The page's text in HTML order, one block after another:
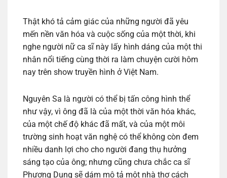
Thật khó tả cảm giác của những người đã yêu
mến nền văn hóa và cuộc sống của một thời, khi
nghe người nữ ca sĩ này lấy hình dáng của một thi
nhân nổi tiếng cùng thời ra làm chuyện cười hôm
nay trên show truyền hình ở Việt Nam.
Nguyên Sa là người có thể bị tấn công hình thể
như vậy, vì ông đã là của một thời văn hóa khác,
của một chế độ khác đã mất, và của một môi
trường sinh hoạt văn nghệ có thể không còn đem
nhiều danh lợi cho cho người đang thụ hưởng
sáng tạo của ông; nhưng cũng chưa chắc ca sĩ
Phương Dung sẽ dám mô tả một nhà thơ cách